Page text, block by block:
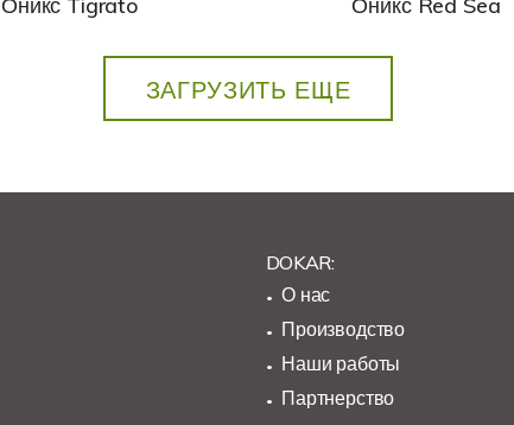
ЗАГРУЗИТЬ ЕЩЕ
DOKAR:
О нас
Производство
Наши работы
Партнерство